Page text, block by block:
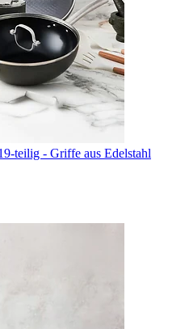
teilig - Griffe aus Edelstahl